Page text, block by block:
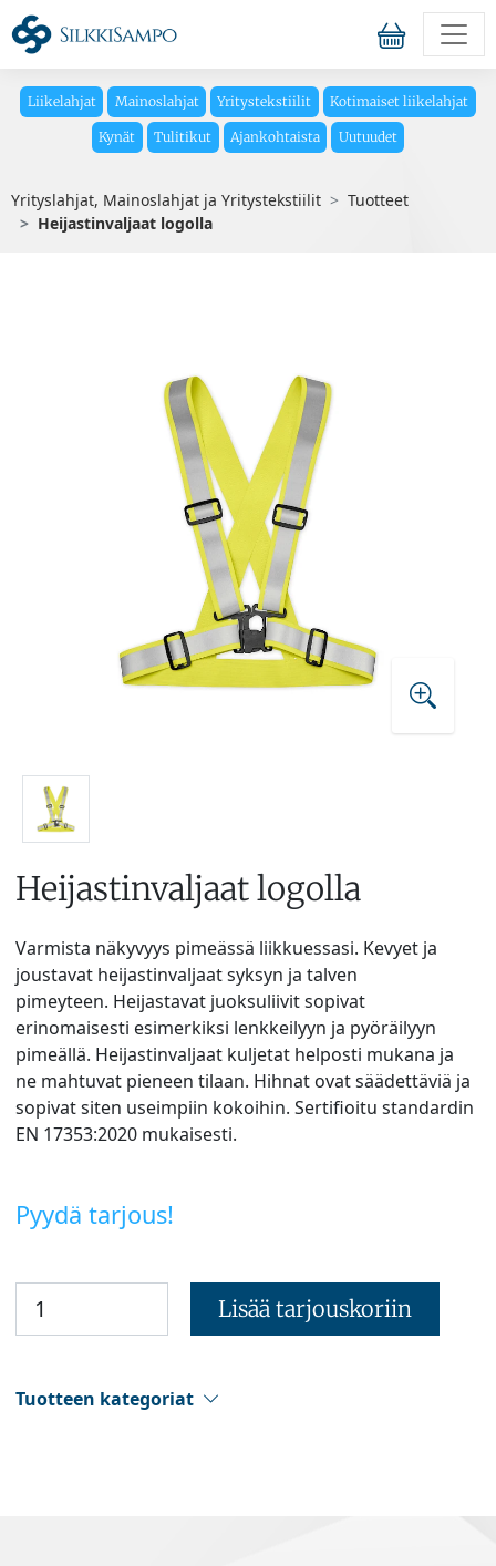
Liikelahjat Mainoslahjat Yritystekstiilit Kotimaiset liikelahjat
Kynät Tulitikut Ajankohtaista Uutuudet
Yrityslahjat, Mainoslahjat ja Yritystekstiilit
Tuotteet
Heijastinvaljaat logolla
Heijastinvaljaat logolla
Varmista näkyvyys pimeässä liikkuessasi. Kevyet ja
joustavat heijastinvaljaat syksyn ja talven
pimeyteen. Heijastavat juoksuliivit sopivat
erinomaisesti esimerkiksi lenkkeilyyn ja pyöräilyyn
pimeällä. Heijastinvaljaat kuljetat helposti mukana ja
ne mahtuvat pieneen tilaan. Hihnat ovat säädettäviä ja
sopivat siten useimpiin kokoihin. Sertifioitu standardin
EN 17353:2020 mukaisesti.
Pyydä tarjous!
Lisää tarjouskoriin
Tuotteen kategoriat